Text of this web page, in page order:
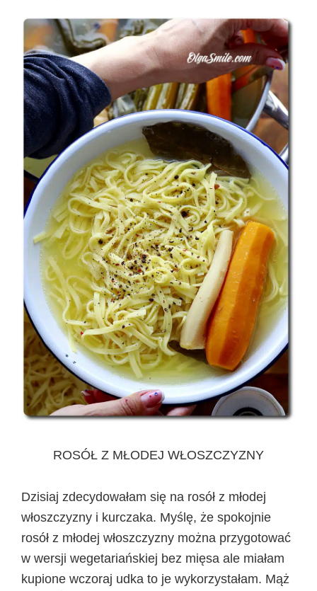
ROSÓŁ Z MŁODEJ WŁOSZCZYZNY
Dzisiaj zdecydowałam się na rosół z młodej
włoszczyzny i kurczaka. Myślę, że spokojnie
rosół z młodej włoszczyzny można przygotować
w wersji wegetariańskiej bez mięsa ale miałam
kupione wczoraj udka to je wykorzystałam. Mąż